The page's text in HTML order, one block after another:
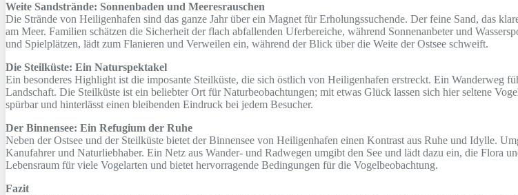
Weite Sandstrände: Sonnenbaden und Meeresrauschen
Die Strände von Heiligenhafen sind das ganze Jahr über ein Magnet für Erholungssuchende. Der feine Sand, das
am Meer. Familien schätzen die Sicherheit der flach abfallenden Uferbereiche, während Sonnenanbeter und
und Spielplätzen, lädt zum Flanieren und Verweilen ein, während der Blick über die Weite der Ostsee schweift.
Die Steilküste: Ein Naturspektakel
Ein besonderes Highlight ist die imposante Steilküste, die sich östlich von Heiligenhafen erstreckt. Ein Wanderweg
Landschaft. Die Steilküste ist ein beliebter Ort für Naturbeobachtungen; mit etwas Glück lassen sich hier seltene
spürbar und hinterlässt einen bleibenden Eindruck bei jedem Besucher.
Der Binnensee: Ein Refugium der Ruhe
Neben der Ostsee und der Steilküste bietet der Binnensee von Heiligenhafen einen Kontrast aus Ruhe und Idylle.
Kanufahrer und Naturliebhaber. Ein Netz aus Wander- und Radwegen umgibt den See und lädt dazu ein, die Flora
Lebensraum für viele Vogelarten und bietet hervorragende Bedingungen für die Vogelbeobachtung.
Fazit